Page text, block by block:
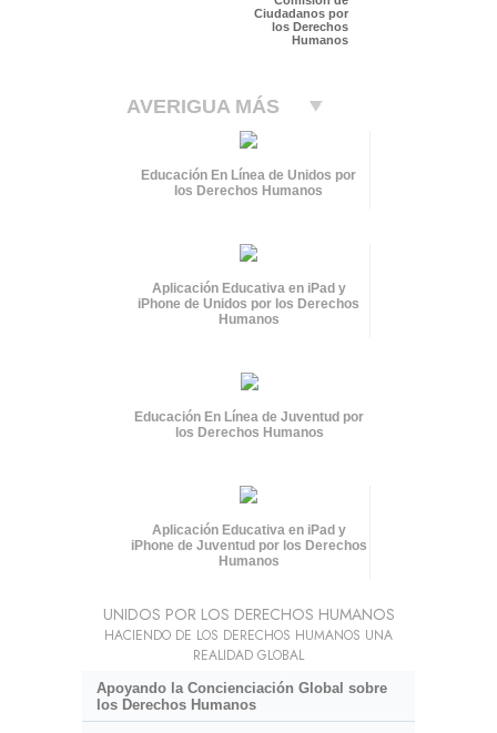
Ciudadanos por
los Derechos
Humanos
AVERIGUA MÁS
Educación En Línea de Unidos por
los Derechos Humanos
Aplicación Educativa en iPad y
iPhone de Unidos por los Derechos
Humanos
Educación En Línea de Juventud por
los Derechos Humanos
Aplicación Educativa en iPad y
iPhone de Juventud por los Derechos
Humanos
UNIDOS POR LOS DERECHOS HUMANOS
HACIENDO DE LOS DERECHOS HUMANOS UNA
REALIDAD GLOBAL
Apoyando la Concienciación Global sobre
los Derechos Humanos